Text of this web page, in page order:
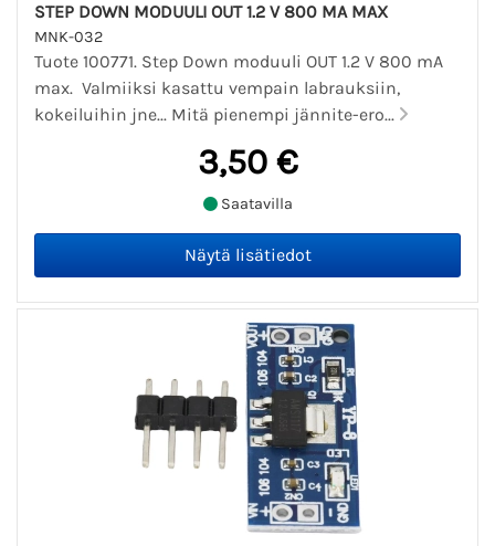
STEP DOWN MODUULI OUT 1.2 V 800 MA MAX
MNK-032
Tuote 100771. Step Down moduuli OUT 1.2 V 800 mA
max. Valmiiksi kasattu vempain labrauksiin,
kokeiluihin jne... Mitä pienempi jännite-ero...
3,50 €
Saatavilla